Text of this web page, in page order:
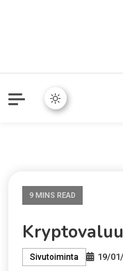
9 MINS READ
Sivutoiminta 19/